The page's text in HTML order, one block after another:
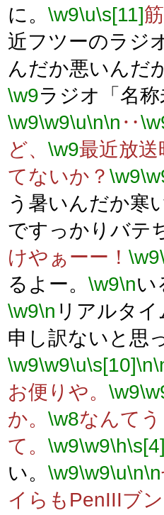
に。 \w9\u\s[11]
近フツーのラジ
んだか悪いんだ
\w9ラジオ「名
\w9\w9\u\n\n ‥
ど、 \w9最近放送
てないか？ \w9
う暑いんだか寒
ですっかりバテ
けやぁーー！ \w9
るよー。 \w9\nい
\w9\n リアルタ
申し訳ないと思
\w9\w9\u\s[10]\n
お便りや。 \w9
か。 \w8なんて
て。 \w9\w9\h
い。 \w9\w9\u\n\n
イらもPenIIIブ